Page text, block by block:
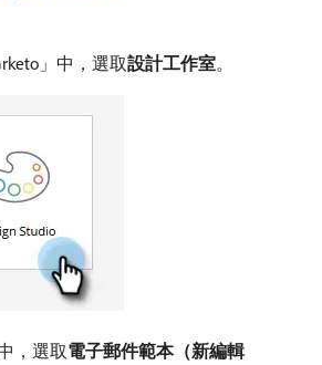
」中，選取​設計工作室。
，選取​電子郵件範本（新編輯